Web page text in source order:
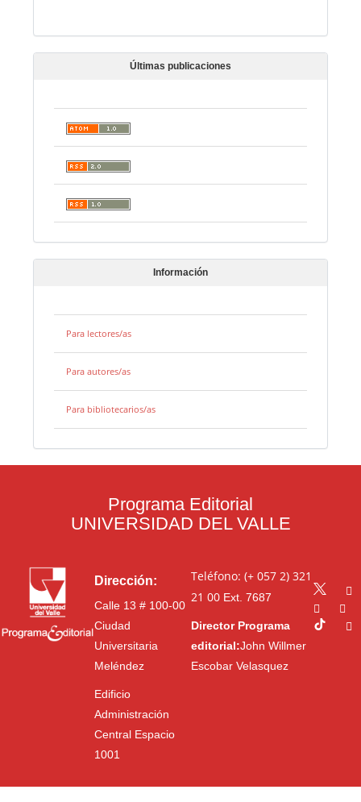
Últimas publicaciones
Información
Para lectores/as
Para autores/as
Para bibliotecarios/as
Programa Editorial
UNIVERSIDAD DEL VALLE
Dirección:
Calle 13 # 100-00
Ciudad
Universitaria
Meléndez
Edificio
Administración
Central Espacio
1001
Teléfono: (+ 057 2) 321
21 00Ext. 7687
Director Programa
editorial:John Willmer
Escobar Velasquez